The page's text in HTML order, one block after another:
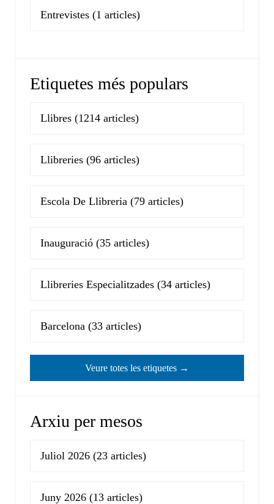
Entrevistes (1 articles)
Etiquetes més populars
Llibres (1214 articles)
Llibreries (96 articles)
Escola De Llibreria (79 articles)
Inauguració (35 articles)
Llibreries Especialitzades (34 articles)
Barcelona (33 articles)
Veure totes les etiquetes →
Arxiu per mesos
Juliol 2026 (23 articles)
Juny 2026 (13 articles)